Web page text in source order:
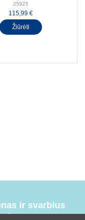
25925
115,99 €
Žiūrėti
ir svarbius